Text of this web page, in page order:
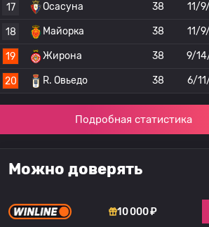
17 Осасуна 38 11/
18 Майорка 38 11/
19 Жирона 38 9/
20 R. Овьедо 38 6/
Подробная статистика
Можно доверять
10 000 ₽